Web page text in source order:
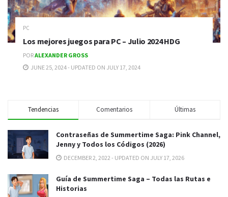
PC
Los mejores juegos para PC – Julio 2024 HDG
PORALEXANDER GROSS
JUNE 25, 2024 - UPDATED ON JULY 17, 2024
Tendencias Comentarios Últimas
Contraseñas de Summertime Saga: Pink Channel,
Jenny y Todos los Códigos (2026)
DECEMBER 2, 2022 - UPDATED ON JULY 17, 2026
Guía de Summertime Saga – Todas las Rutas e
Historias